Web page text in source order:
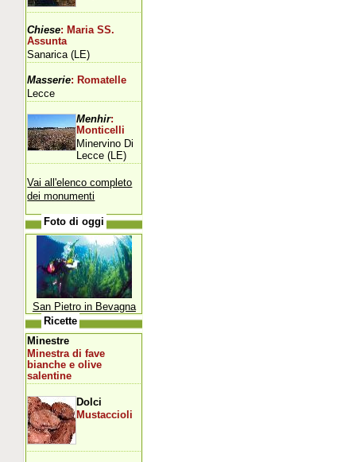
Chiese: Maria SS.
Assunta
Sanarica (LE)
Masserie: Romatelle
Lecce
Menhir:
Monticelli
Minervino Di
Lecce (LE)
Vai all'elenco completo
dei monumenti
Foto di oggi
San Pietro in Bevagna
Ricette
Minestre
Minestra di fave
bianche e olive
salentine
Dolci
Mustaccioli